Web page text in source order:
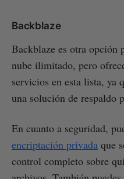
Backblaze
Backblaze es otra opción
nube ilimitado, pero
servicios en esta lista, ya
una solución de respaldo
En cuanto a seguridad,
encriptación privada que
control completo sobre